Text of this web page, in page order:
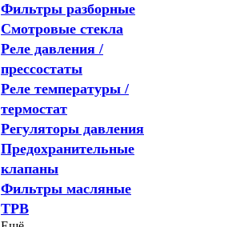
Фильтры разборные
Смотровые стекла
Реле давления /
прессостаты
Реле температуры /
термостат
Регуляторы давления
Предохранительные
клапаны
Фильтры масляные
ТРВ